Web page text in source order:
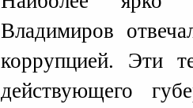
Владимиров
коррупцией. Эти
действующего